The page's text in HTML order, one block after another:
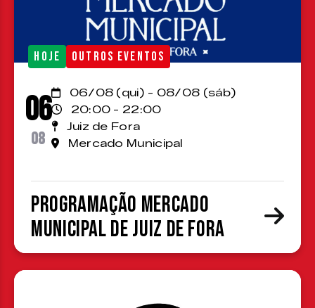
HOJE OUTROS EVENTOS
06
08
06/08 (qui) - 08/08 (sáb)
20:00 - 22:00
Juiz de Fora
Mercado Municipal
Programação Mercado
Municipal de Juiz de Fora